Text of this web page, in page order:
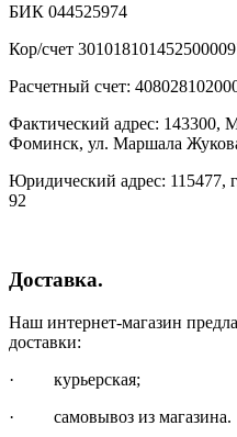
БИК 044525974
Кор/счет
Расчетный счет:
Фактический адрес: 143300,
Фоминск, ул. Маршала
Юридический адрес: 115477,
92
Доставка.
Наш интернет-магазин
доставки:
· курьерская;
· самовывоз из магазина.